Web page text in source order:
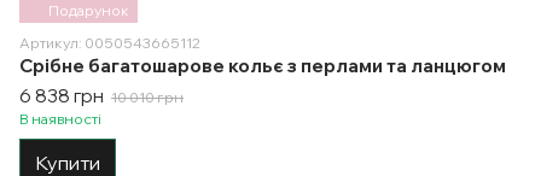
Подарунок
Артикул: 0050543665112
Срібне багатошарове кольє з перлами та ланцюгом
6 838 грн 10 010 грн
В наявності
Купити